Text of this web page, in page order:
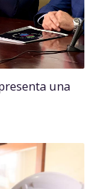
una